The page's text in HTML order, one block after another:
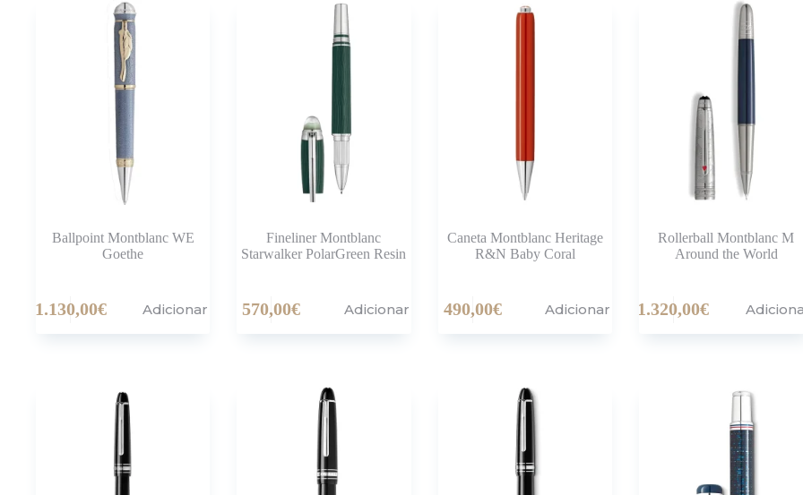
Ballpoint Montblanc WE
Goethe
1.130,00€ Adicionar
Fineliner Montblanc
Starwalker PolarGreen Resin
570,00€ Adicionar
Caneta Montblanc Heritage
R&N Baby Coral
490,00€ Adicionar
Rollerball Montblanc M
Around the World
1.320,00€